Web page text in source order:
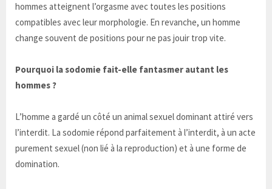
hommes atteignent l’orgasme avec toutes les positions
compatibles avec leur morphologie. En revanche, un homme
change souvent de positions pour ne pas jouir trop vite.
Pourquoi la sodomie fait-elle fantasmer autant les
hommes ?
L’homme a gardé un côté un animal sexuel dominant attiré vers
l’interdit. La sodomie répond parfaitement à l’interdit, à un acte
purement sexuel (non lié à la reproduction) et à une forme de
domination.